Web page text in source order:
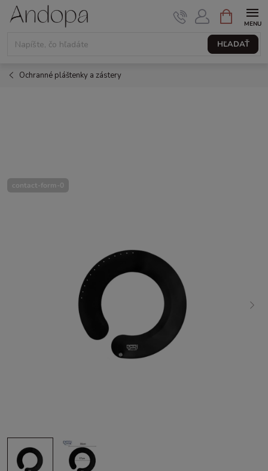
Prejsť
HĽADAŤ
NÁKUPNÝ
KOŠÍK
Ochranné pláštenky a zástery
contact-form-0